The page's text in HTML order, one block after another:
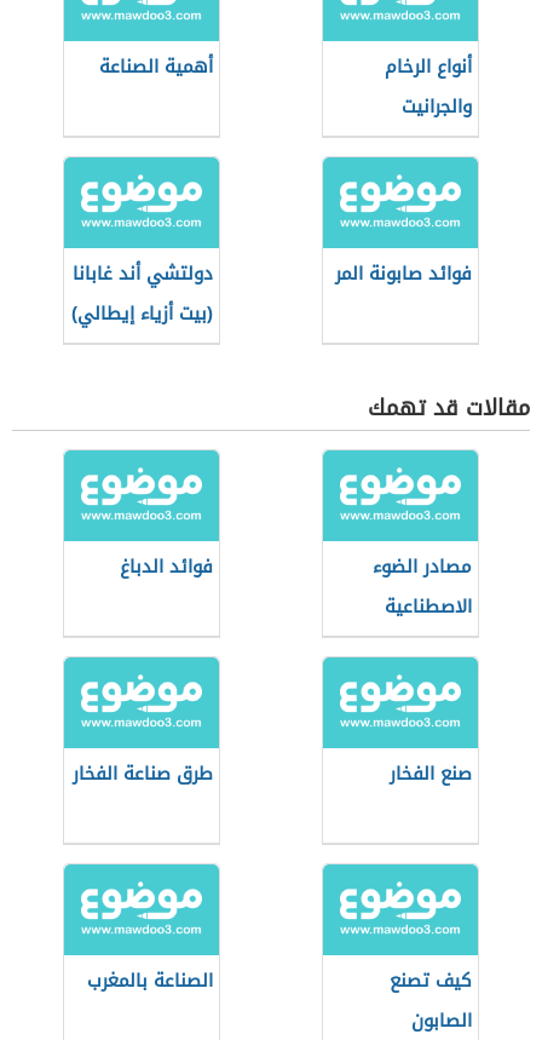
أنواع الرخام
والجرانيت
أهمية الصناعة
فوائد صابونة المر
دولتشي أند غابانا
(بيت أزياء إيطالي)
مقالات قد تهمك
مصادر الضوء
الاصطناعية
والطبيعية
فوائد الدباغ
صنع الفخار طرق صناعة الفخار
كيف تصنع
الصابون
الصناعة بالمغرب